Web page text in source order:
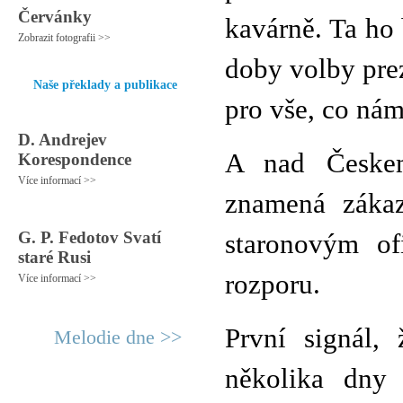
Červánky
Zobrazit fotografii >>
Naše překlady a publikace
D. Andrejev
Korespondence
Více informací >>
G. P. Fedotov Svatí
staré Rusi
Více informací >>
Melodie dne >>
kavárně. Ta
doby volby
pro vše, co
A nad
znamená
staronovým
rozporu.
První signál,
několika dny